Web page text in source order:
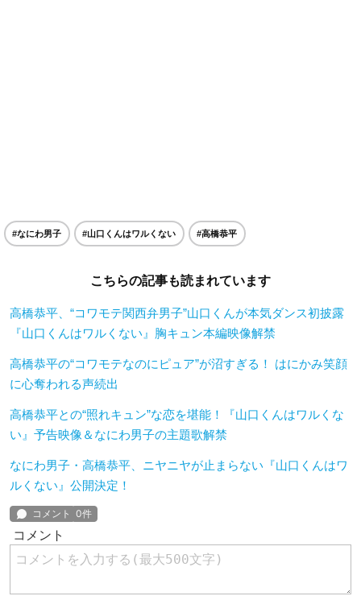
#なにわ男子 #山口くんはワルくない #高橋恭平
こちらの記事も読まれています
高橋恭平、“コワモテ関西弁男子”山口くんが本気ダンス初披露
『山口くんはワルくない』胸キュン本編映像解禁
高橋恭平の“コワモテなのにピュア”が沼すぎる！ はにかみ笑顔
に心奪われる声続出
高橋恭平との“照れキュン”な恋を堪能！『山口くんはワルくな
い』予告映像＆なにわ男子の主題歌解禁
なにわ男子・高橋恭平、ニヤニヤが止まらない『山口くんはワ
ルくない』公開決定！